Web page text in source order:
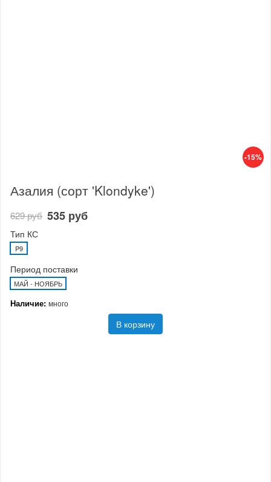
-15%
Азалия (сорт 'Klondyke')
629 руб 535 руб
Тип КС
P9
Период поставки
МАЙ - НОЯБРЬ
Наличие: много
В корзину